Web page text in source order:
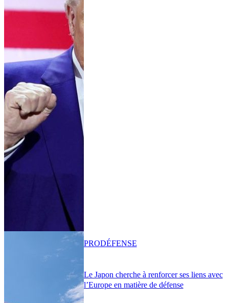
Le Japon cherche à renforcer ses liens avec
l’Europe en matière de défense
PRODÉFENSE